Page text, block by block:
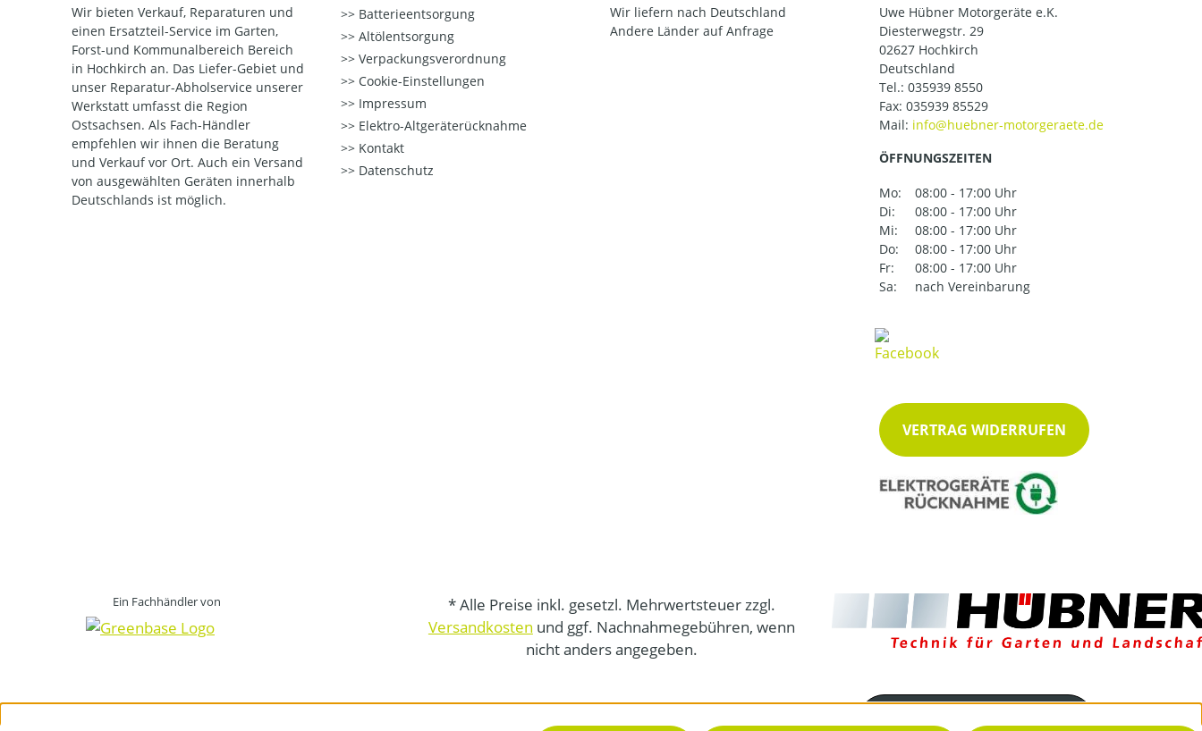
Wir bieten Verkauf, Reparaturen und
einen Ersatzteil-Service im Garten,
Forst-und Kommunalbereich Bereich
in Hochkirch an. Das Liefer-Gebiet und
unser Reparatur-Abholservice unserer
Werkstatt umfasst die Region
Ostsachsen. Als Fach-Händler
empfehlen wir ihnen die Beratung
und Verkauf vor Ort. Auch ein Versand
von ausgewählten Geräten innerhalb
Deutschlands ist möglich.
Batterieentsorgung
Altölentsorgung
Verpackungsverordnung
Cookie-Einstellungen
Impressum
Elektro-Altgeräterücknahme
Kontakt
Datenschutz
Wir liefern nach Deutschland
Andere Länder auf Anfrage
Uwe Hübner Motorgeräte e.K.
Diesterwegstr. 29
02627 Hochkirch
Deutschland
Tel.: 035939 8550
Fax: 035939 85529
Mail:
ÖFFNUNGSZEITEN
Mo:
08:00 - 17:00 Uhr
Di:
08:00 - 17:00 Uhr
Mi:
08:00 - 17:00 Uhr
Do:
08:00 - 17:00 Uhr
Fr:
08:00 - 17:00 Uhr
Sa:
nach Vereinbarung
VERTRAG WIDERRUFEN
Ein Fachhändler von
* Alle Preise inkl. gesetzl. Mehrwertsteuer zzgl.
Versandkosten und ggf. Nachnahmegebühren, wenn
nicht anders angegeben.